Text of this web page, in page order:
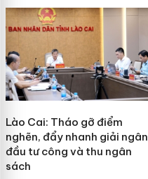
Lào Cai: Tháo gỡ điểm
nghẽn, đẩy nhanh giải ngân
đầu tư công và thu ngân
sách